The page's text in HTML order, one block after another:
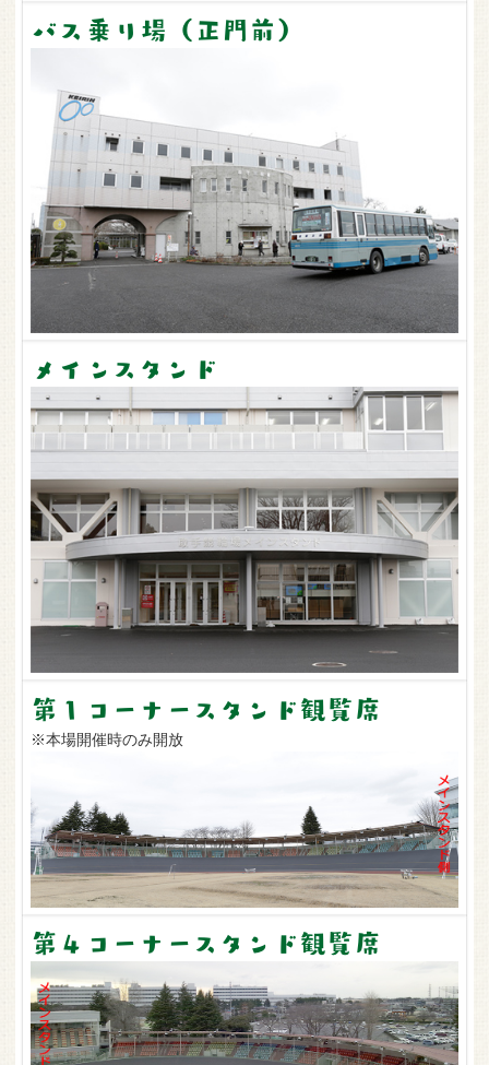
バス乗り場（正門前）
メインスタンド
第１コーナースタンド観覧席
※本場開催時のみ開放
第４コーナースタンド観覧席